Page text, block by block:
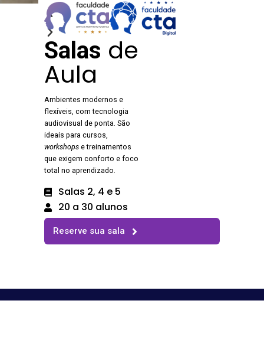
Salas de
Aula
Ambientes modernos e
flexíveis, com tecnologia
audiovisual de ponta. São
ideais para cursos,
workshops e treinamentos
que exigem conforto e foco
total no aprendizado.
Salas 2, 4 e 5
20 a 30 alunos
Reserve sua sala